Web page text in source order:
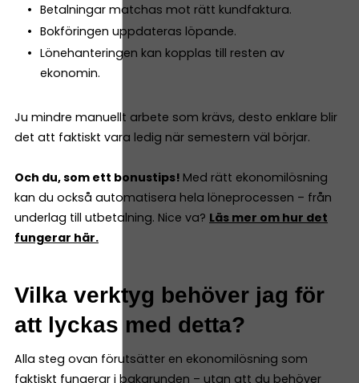
Betalningar matchas mot rätt kundfaktura.
Bokföringen uppdateras löpande.
Lönehanteringen kan kopplas till resten av
ekonomin.
Ju mindre manuellt arbete som krävs, desto enklare blir
det att faktiskt vara ledig när semestern väl börjar.
Och du, som ett bonustips! Med rätt ekonomilösning
kan du också automatisera hela löneprocessen – från
underlag till utbetalning. Nice va? Läs mer om hur det
fungerar här.
Vilka verktyg behöver jag för
att lyckas med detta?
Alla steg ovan förutsätter en ekonomilösning som
faktiskt fungerar i bakgrunden – utan att du behöver